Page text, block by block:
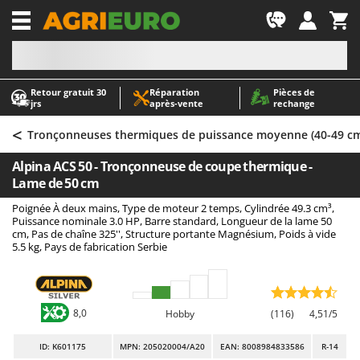
Retour gratuit 30
jrs
Réparation
après‑vente
Pièces de
rechange
-1
A
Abris de jardin
Accessoires pour tracteurs tondeuses autoportés
Aérateurs Scarificateurs pour gazon
Arracheuses de pommes de terre pour tracteur
Aspirateurs - Balais Électriques
Aspirateurs à cendres
Aspirateurs à feuilles sur roues
Aspirateurs de piscine
Aspirateurs Multifonctions
Atomiseurs agricoles pour tracteurs
Atomiseurs pour traitements
A
AgriEuro Premium
AgriEuro TOP-LINE
AGT
Aima
Airmec
AL-KO
ALA 2000
Alce
Alpina
Ama
< Tronçonneuses thermiques de puissance moyenne (40-49
Alpina ACS 50 - Tronçonneuse de coupe thermique -
Lame de 50 cm
Poignée À deux mains, Type de moteur 2 temps, Cylindrée 49.3 cm³,
Puissance nominale 3.0 HP, Barre standard, Longueur de la lame 50
cm, Pas de chaîne 325'', Structure portante Magnésium, Poids à vide
5.5 kg, Pays de fabrication Serbie
8,0 Hobby (116) 4,51/5
ID: K601175 MPN: 205020004/A20 EAN: 8008984833586 R-14